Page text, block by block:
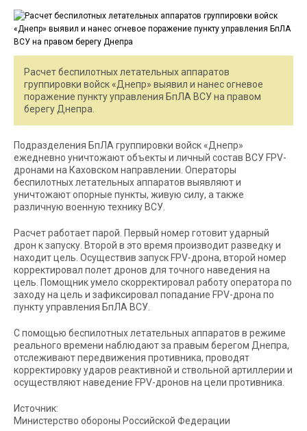
Расчет беспилотных летательных аппаратов
группировки войск «Днепр» выявил и нанес огневое
поражение пункту управления БпЛА ВСУ на правом
берегу Днепра.
Подразделения БпЛА группировки войск «Днепр»
ежедневно уничтожают объекты и личный состав ВСУ FPV-
дронами на Каховском направлении. Операторы
беспилотных летательных аппаратов выявляют и
уничтожают опорные пункты, живую силу, а также
различную военную технику ВСУ.
Расчет работает парой. Первый номер готовит ударный
дрон к запуску. Второй в это время производит разведку и
находит цель. Осуществив запуск FPV-дрона, второй номер
корректировал полет дронов для точного наведения на
цель. Помощник умело скорректировал работу оператора по
заходу на цель и зафиксировал попадание FPV-дрона по
пункту управления БпЛА ВСУ.
С помощью беспилотных летательных аппаратов в режиме
реального времени наблюдают за правым берегом Днепра,
отслеживают передвижения противника, проводят
корректировку ударов реактивной и ствольной артиллерии и
осуществляют наведение FPV-дронов на цели противника.
Источник:
Министерство обороны Российской Федерации